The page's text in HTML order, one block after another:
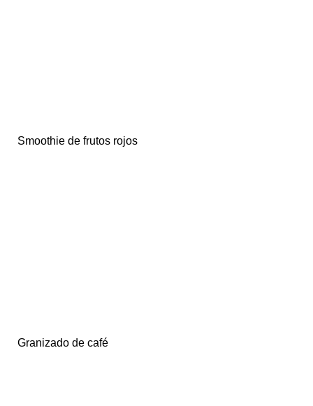
Smoothie de frutos rojos
Granizado de café